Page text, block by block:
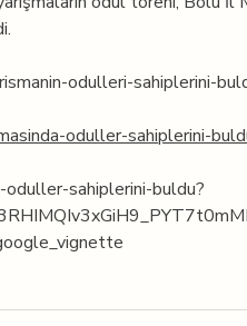
odulleri-sahiplerini-
oduller-sahiplerini-
sahiplerini-buldu?